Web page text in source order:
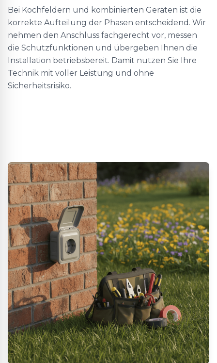
Bei Kochfeldern und kombinierten Geräten ist die
korrekte Aufteilung der Phasen entscheidend. Wir
nehmen den Anschluss fachgerecht vor, messen
die Schutzfunktionen und übergeben Ihnen die
Installation betriebsbereit. Damit nutzen Sie Ihre
Technik mit voller Leistung und ohne
Sicherheitsrisiko.